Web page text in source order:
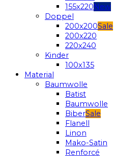
155x220
Doppel
200x200
200x220
220x240
Kinder
100x135
Material
Baumwolle
Batist
Baumwolle
Biber
Flanell
Linon
Mako-Satin
Renforcé